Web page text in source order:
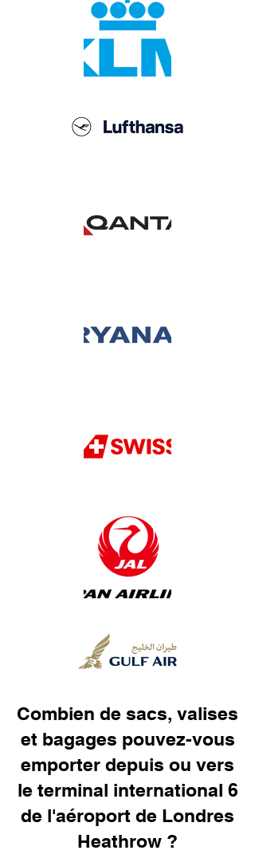
Combien de sacs, valises
et bagages pouvez-vous
emporter depuis ou vers
le terminal international 6
de l'aéroport de Londres
Heathrow ?